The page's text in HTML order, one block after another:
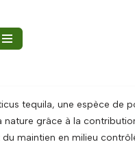
tequila, une espèce de
nature grâce à la
du maintien en milieu